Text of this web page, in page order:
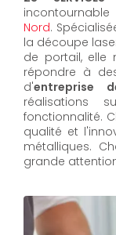
Nord.
la découpe
de portail, elle
répondre à
d'entreprise
réalisations
fonctionnalité.
qualité et
métalliques.
grande